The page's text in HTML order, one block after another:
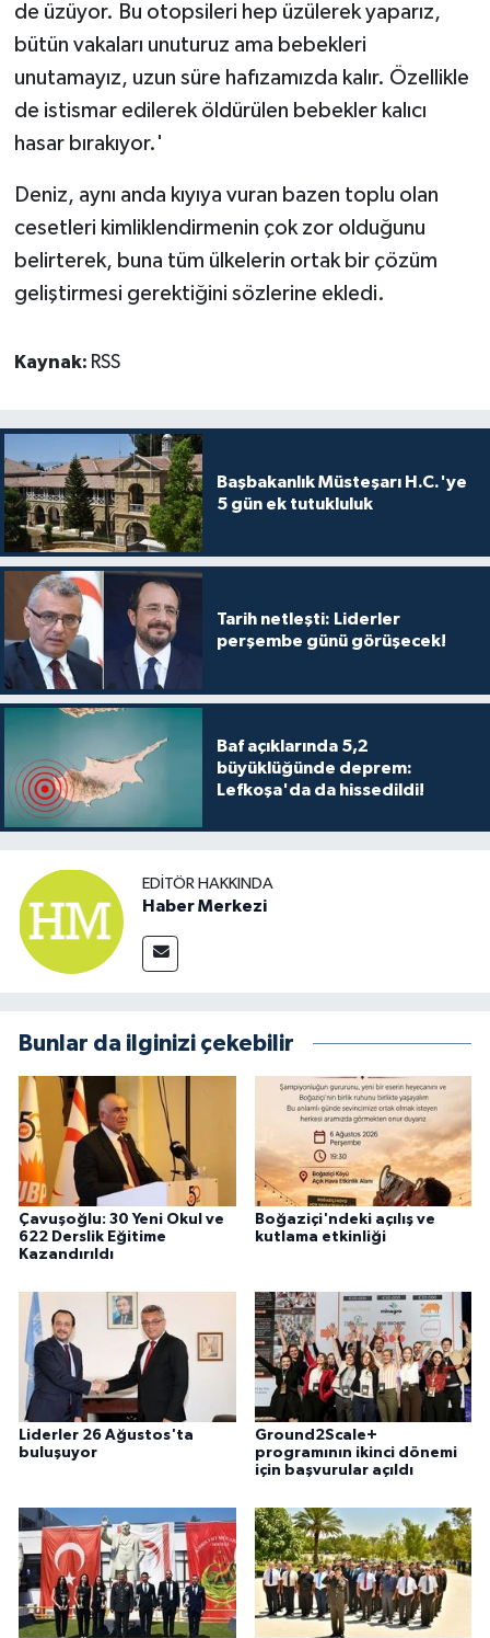
de üzüyor. Bu otopsileri hep üzülerek yaparız,
bütün vakaları unuturuz ama bebekleri
unutamayız, uzun süre hafızamızda kalır. Özellikle
de istismar edilerek öldürülen bebekler kalıcı
hasar bırakıyor.'
Deniz, aynı anda kıyıya vuran bazen toplu olan
cesetleri kimliklendirmenin çok zor olduğunu
belirterek, buna tüm ülkelerin ortak bir çözüm
geliştirmesi gerektiğini sözlerine ekledi.
Kaynak: RSS
Başbakanlık Müsteşarı H.C.'ye
5 gün ek tutukluluk
Tarih netleşti: Liderler
perşembe günü görüşecek!
Baf açıklarında 5,2
büyüklüğünde deprem:
Lefkoşa'da da hissedildi!
EDITÖR HAKKINDA
Haber Merkezi
Bunlar da ilginizi çekebilir
Çavuşoğlu: 30 Yeni Okul ve
622 Derslik Eğitime
Kazandırıldı
Boğaziçi'ndeki açılış ve
kutlama etkinliği
Liderler 26 Ağustos'ta
buluşuyor
Ground2Scale+
programının ikinci dönemi
için başvurular açıldı